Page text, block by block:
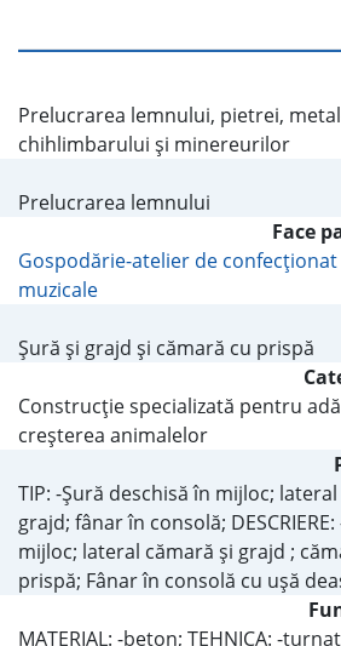
Prelucrarea lemnului, pietrei,
chihlimbarului şi minereurilor
Prelucrarea lemnului
Face
Gospodărie-atelier de
muzicale
Şură şi grajd şi cămară cu prispă
Construcţie specializată pentru
creşterea animalelor
TIP: -Şură deschisă în mijloc;
grajd; fânar în consolă;
mijloc; lateral cămară şi grajd ;
prispă; Fânar în consolă cu uşă
MATERIAL: -beton; TEHNICA: -turnat